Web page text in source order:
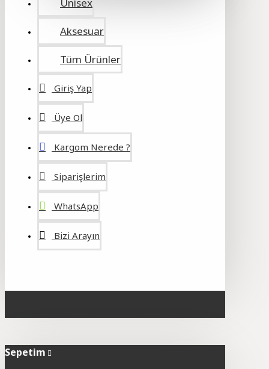
Aksesuar
Tüm Ürünler
Giriş Yap
Üye Ol
Kargom Nerede ?
Siparişlerim
WhatsApp
Bizi Arayın
Sepetim